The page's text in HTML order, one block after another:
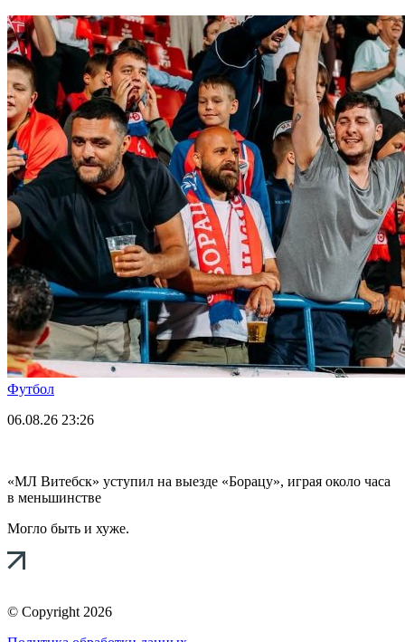
Футбол
06.08.26 23:26
«МЛ Витебск» уступил на выезде «Борацу», играя около часа
в меньшинстве
Могло быть и хуже.
© Copyright 2026